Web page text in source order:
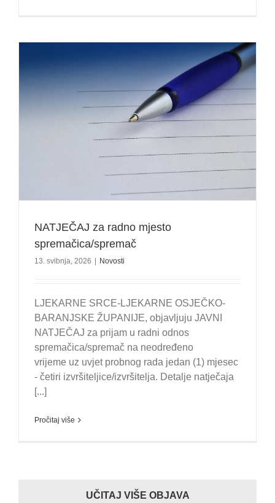
NATJEČAJ za radno mjesto
spremačica/spremač
13. svibnja, 2026 Novosti
LJEKARNE SRCE-LJEKARNE OSJEČKO-
BARANJSKE ŽUPANIJE, objavljuju JAVNI
NATJEČAJ za prijam u radni odnos
spremačica/spremač na neodređeno
vrijeme uz uvjet probnog rada jedan (1) mjesec
- četiri izvršiteljice/izvršitelja. Detalje natječaja
[...]
Pročitaj više
UČITAJ VIŠE OBJAVA